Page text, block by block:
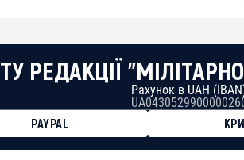
РЕДАКЦІЇ
Рахунок в UAH
PAYPAL